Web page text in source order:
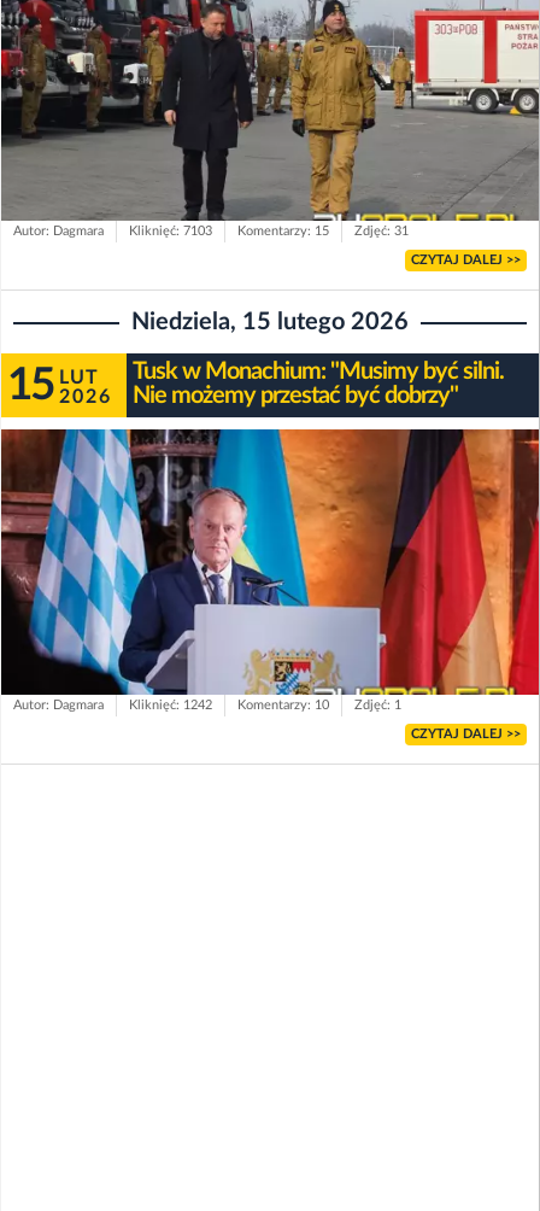
Autor: Dagmara Kliknięć: 7103 Komentarzy: 15 Zdjęć: 31
CZYTAJ DALEJ >>
Niedziela, 15 lutego 2026
15 LUT
2026
Tusk w Monachium: "Musimy być silni.
Nie możemy przestać być dobrzy"
Autor: Dagmara Kliknięć: 1242 Komentarzy: 10 Zdjęć: 1
CZYTAJ DALEJ >>